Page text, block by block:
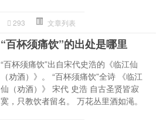
293 文章列表
“百杯须痛饮”的出处是哪里
“百杯须痛饮”出自宋代史浩的《临江仙
（劝酒）》。 “百杯须痛饮”全诗 《临江
仙（劝酒）》 宋代 史浩 自古圣贤皆寂
寞，只教饮者留名。 万花丛里酒如渑。